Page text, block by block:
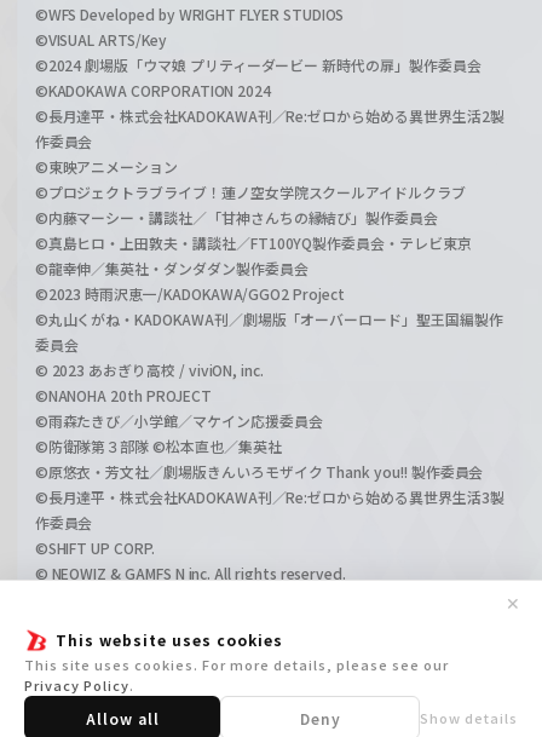
This website uses cookies
This site uses cookies. For more details, please see our
Privacy Policy.
Allow all Deny Show details
✕
©WFS Developed by WRIGHT FLYER STUDIOS
©VISUAL ARTS/Key
©2024 劇場版「ウマ娘 プリティーダービー 新時代の扉」製作委員会
©KADOKAWA CORPORATION 2024
©長月達平・株式会社KADOKAWA刊／Re:ゼロから始める異世界生活2製
作委員会
©東映アニメーション
©プロジェクトラブライブ！蓮ノ空女学院スクールアイドルクラブ
©内藤マーシー・講談社／「甘神さんちの縁結び」製作委員会
©真島ヒロ・上田敦夫・講談社／FT100YQ製作委員会・テレビ東京
©龍幸伸／集英社・ダンダダン製作委員会
©2023 時雨沢恵一/KADOKAWA/GGO2 Project
©丸山くがね・KADOKAWA刊／劇場版「オーバーロード」聖王国編製作
委員会
© 2023 あおぎり高校 / viviON, inc.
©NANOHA 20th PROJECT
©雨森たきび／小学館／マケイン応援委員会
©防衛隊第３部隊 ©松本直也／集英社
©原悠衣・芳文社／劇場版きんいろモザイク Thank you!! 製作委員会
©長月達平・株式会社KADOKAWA刊／Re:ゼロから始める異世界生活3製
作委員会
©SHIFT UP CORP.
© NEOWIZ & GAMFS N inc. All rights reserved.
©GIRLS und PANZER Film Projekt
©GIRLS und PANZER Finale Projekt